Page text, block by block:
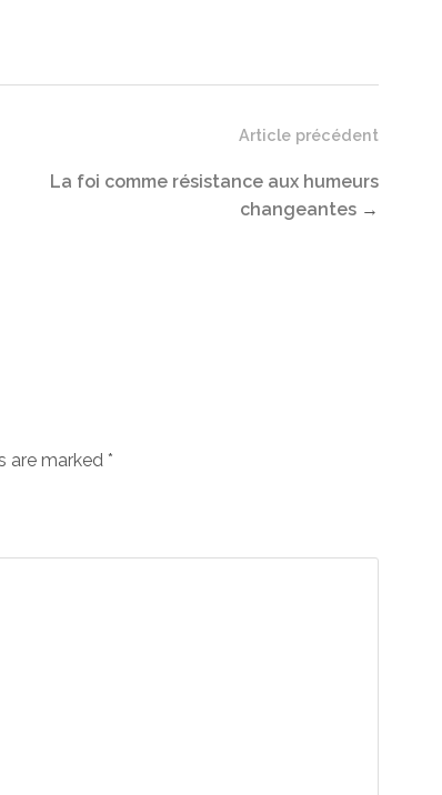
Article précédent
La foi comme résistance aux humeurs
changeantes →
are marked *